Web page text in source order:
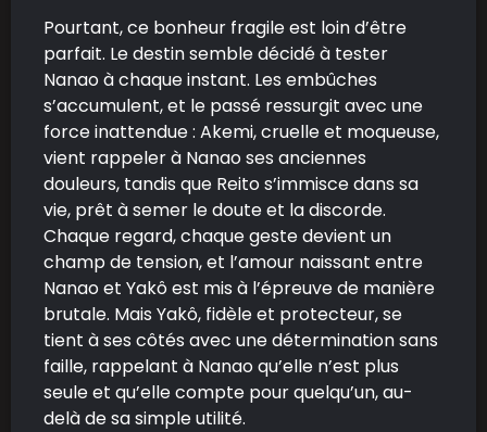
Pourtant, ce bonheur fragile est loin d’être
parfait. Le destin semble décidé à tester
Nanao à chaque instant. Les embûches
s’accumulent, et le passé ressurgit avec une
force inattendue : Akemi, cruelle et moqueuse,
vient rappeler à Nanao ses anciennes
douleurs, tandis que Reito s’immisce dans sa
vie, prêt à semer le doute et la discorde.
Chaque regard, chaque geste devient un
champ de tension, et l’amour naissant entre
Nanao et Yakô est mis à l’épreuve de manière
brutale. Mais Yakô, fidèle et protecteur, se
tient à ses côtés avec une détermination sans
faille, rappelant à Nanao qu’elle n’est plus
seule et qu’elle compte pour quelqu’un, au-
delà de sa simple utilité.